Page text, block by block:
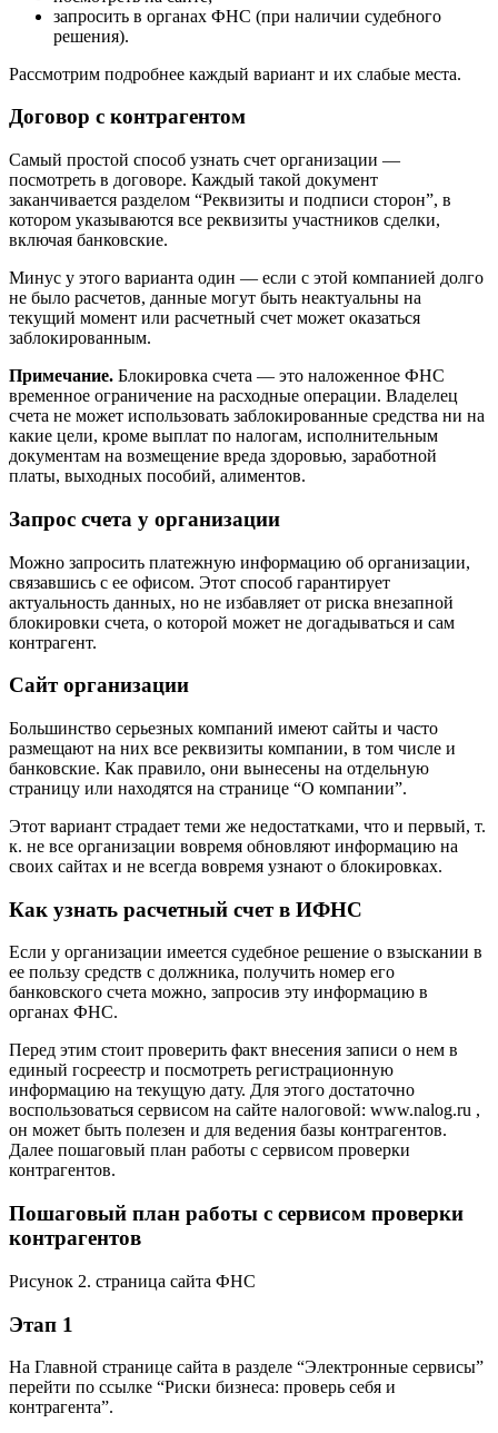
Существует четыре способа узнать расчетный счет
организации: посмотреть в договоре или на сайте
организации, запросить в администрации или органах ИФНС,
при наличии судебного решения.
Законные способы узнать расчетный счет
всех операциях и счетах клиентов, согласно ст. 26
Федерального закона 395-1 от 02.12.1990 г. Положения этой
статьи распространяются на любую информацию, в том числе
и о наличии или отсутствии клиента в банке, поэтому узнать
законными способами:
посмотреть в договоре;
запросить у представителей компании;
посмотреть на сайте;
запросить в органах ФНС (при наличии судебного
Рассмотрим подробнее каждый вариант и их слабые места.
Договор с контрагентом
Самый простой способ узнать счет организации —
посмотреть в договоре. Каждый такой документ
котором указываются все реквизиты участников сделки,
включая банковские.
Минус у этого варианта один — если с этой компанией долго
не было расчетов, данные могут быть неактуальны на
текущий момент или расчетный счет может оказаться
заблокированным.
Примечание. Блокировка счета — это наложенное ФНС
временное ограничение на расходные операции. Владелец
счета не может использовать заблокированные средства ни на
какие цели, кроме выплат по налогам, исполнительным
документам на возмещение вреда здоровью, заработной
Запрос счета у организации
Можно запросить платежную информацию об организации,
связавшись с ее офисом. Этот способ гарантирует
актуальность данных, но не избавляет от риска внезапной
блокировки счета, о которой может не догадываться и сам
контрагент.
Сайт организации
размещают на них все реквизиты компании, в том числе и
банковские. Как правило, они вынесены на отдельную
страницу или находятся на странице “О компании”.
Этот вариант страдает теми же недостатками, что и первый, т.
своих сайтах и не всегда вовремя узнают о блокировках.
Как узнать расчетный счет в ИФНС
Если у организации имеется судебное решение о взыскании в